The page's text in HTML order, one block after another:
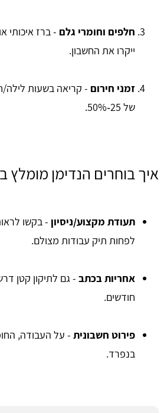
חלפים וחומרי גלם - ברז איכותי
ייקרו את החשבון.
זמני חירום - קריאה בשעות
של 25‑50%.
איך בוחרים הנדימן מומלץ
תעודת מקצוע/ניסיון - בקשו
לפחות תיק עבודות מצולם.
אחריות בכתב
חודשים.
פירוט חשבונית - על העבודה,
בנפרד.